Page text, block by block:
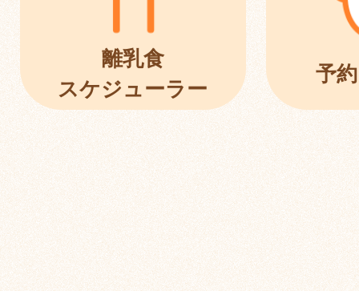
離乳食
スケジューラー
予